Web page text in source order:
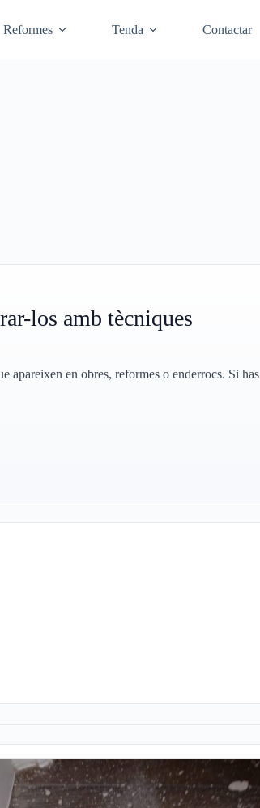
Reformes Tenda Contactar
los amb tècniques
apareixen en obres, reformes o enderrocs. Si has